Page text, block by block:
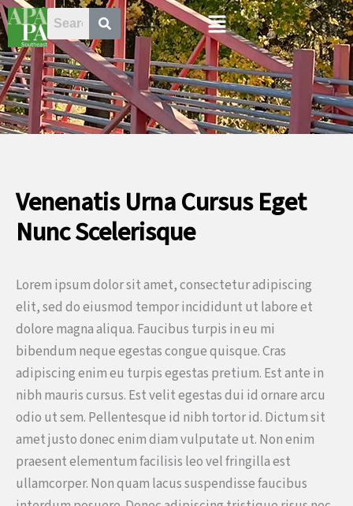
Skip
to
content
Menu
Venenatis Urna Cursus Eget
Nunc Scelerisque
Lorem ipsum dolor sit amet, consectetur adipiscing
elit, sed do eiusmod tempor incididunt ut labore et
dolore magna aliqua. Faucibus turpis in eu mi
bibendum neque egestas congue quisque. Cras
adipiscing enim eu turpis egestas pretium. Est ante in
nibh mauris cursus. Est velit egestas dui id ornare arcu
odio ut sem. Pellentesque id nibh tortor id. Dictum sit
amet justo donec enim diam vulputate ut. Non enim
praesent elementum facilisis leo vel fringilla est
ullamcorper. Non quam lacus suspendisse faucibus